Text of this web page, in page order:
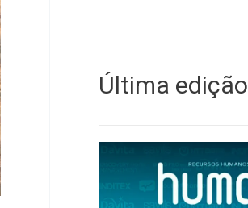
Última edição